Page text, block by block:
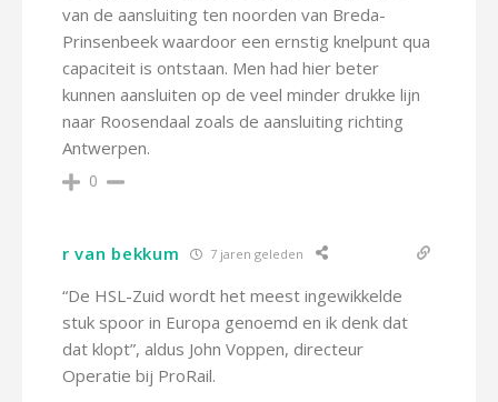
van de aansluiting ten noorden van Breda-
Prinsenbeek waardoor een ernstig knelpunt qua
capaciteit is ontstaan. Men had hier beter
kunnen aansluiten op de veel minder drukke lijn
naar Roosendaal zoals de aansluiting richting
Antwerpen.
0
r van bekkum 7 jaren geleden
“De HSL-Zuid wordt het meest ingewikkelde
stuk spoor in Europa genoemd en ik denk dat
dat klopt”, aldus John Voppen, directeur
Operatie bij ProRail.